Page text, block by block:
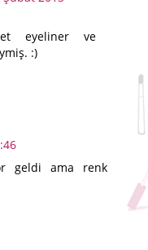
eyeliner ve
:)
geldi ama renk